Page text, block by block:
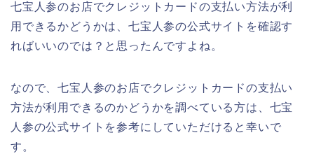
七宝人参のお店でクレジットカードの支払い方法が利
用できるかどうかは、七宝人参の公式サイトを確認す
ればいいのでは？と思ったんですよね。
なので、七宝人参のお店でクレジットカードの支払い
方法が利用できるのかどうかを調べている方は、七宝
人参の公式サイトを参考にしていただけると幸いで
す。